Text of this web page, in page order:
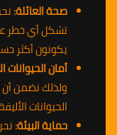
صحة العائلة:
تشكل أي خطر
يكونون أكثر
أمان الحيوانات
ولذلك نضمن أن
الحيوانات
حماية البيئة: